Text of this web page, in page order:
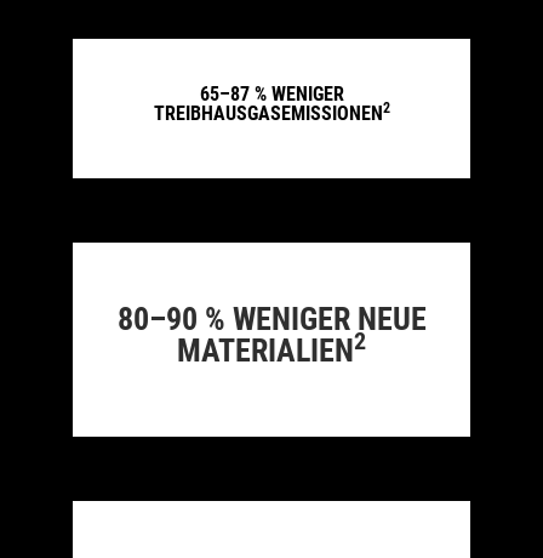
65–87 % WENIGER
TREIBHAUSGASEMISSIONEN2
80–90 % WENIGER NEUE
MATERIALIEN2